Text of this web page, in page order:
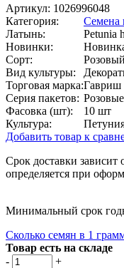
Артикул: 1026996048
Категория:
Семена
Латынь:
Petunia
Новинки:
Сорт:
Вид культуры:
Торговая марка:Гавриш
Серия пакетов:
Фасовка (шт):
10 шт
Культура:
Добавить товар к
Срок доставки зависит
определяется при
Минимальный срок
Сколько семян в 1
Товар есть на складе
-
+